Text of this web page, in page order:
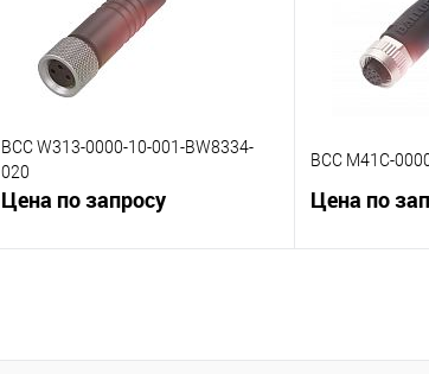
BCC W313-0000-10-001-BW8334-
020
Цена по запросу
BCC M41C-
Цена по